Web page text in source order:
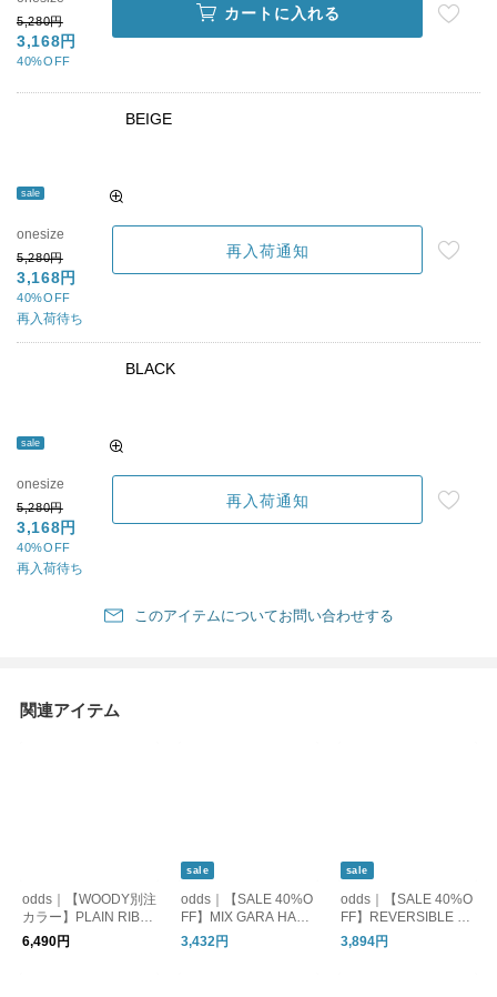
5,280円
3,168円
40%OFF
カートに入れる
sale
BEIGE
onesize
5,280円
3,168円
40%OFF
再入荷待ち
再入荷通知
sale
BLACK
onesize
5,280円
3,168円
40%OFF
再入荷待ち
再入荷通知
このアイテムについてお問い合わせする
関連アイテム
odds｜【WOODY別注
カラー】PLAIN RIBB
ON HAT 26' プレーン
リボンハット ペーパ
6,490円
sale
odds｜【SALE 40%O
FF】MIX GARA HAT
麦わらハット 帽子 od
251-0421
3,432円
sale
odds｜【SALE 40%O
FF】REVERSIBLE HA
T リバーシブルハット
バケットハット バケ
3,894円